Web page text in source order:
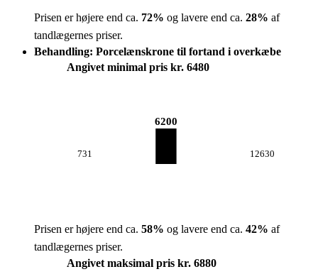
Prisen er højere end ca. 72% og lavere end ca. 28% af
tandlægernes priser.
Behandling: Porcelænskrone til fortand i overkæbe
Angivet minimal pris kr. 6480
731
6200
12630
Prisen er højere end ca. 58% og lavere end ca. 42% af
tandlægernes priser.
Angivet maksimal pris kr. 6880